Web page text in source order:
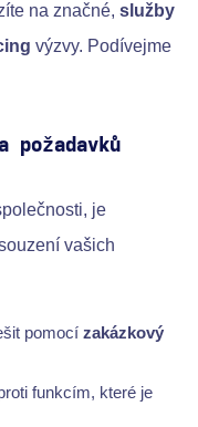
na značné, služby
výzvy. Podívejme
je
vašich
pomocí zakázkový
funkcím, které je